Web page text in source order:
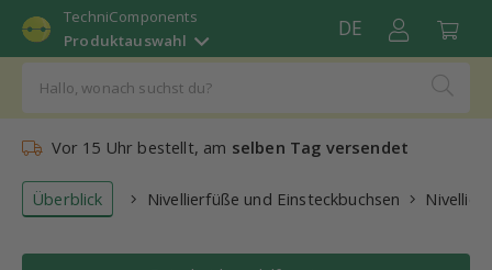
TechniComponents
Produktauswahl
DE
Vor 15 Uhr bestellt, am selben Tag versendet
Überblick Nivellierfüße und Einsteckbuchsen